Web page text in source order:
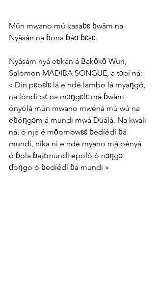
Mûn mwano mú kasaɓɛ ɓwâm na
Nyâsán na ɓona ɓáō ɓɛ́sɛ̄.
Nyâsám nyá etíkán á Bakǒkō Wuri,
Salomon MADIBA SONGUE, a tɔpí ná:
« Din pɛpɛlɛ lá e ndé lambo lá myaŋgó,
na lóndi pɛ́ na mɔŋgɛlɛ má ɓwâm
ónyólá mûn mwano mwéná mú wú na
eɓóŋgɔm á mundi mwá Duálá. Na kwáli
ná, ó njé é mōombwɛɛ́ ɓedíédí ɓá
mundi, níka ni e ndé myano má pényá
ó ɓola ɓajɛ́mundi epoló ó nɔŋgɔ
ɗoŋgo ó ɓedíédí ɓá mundi »